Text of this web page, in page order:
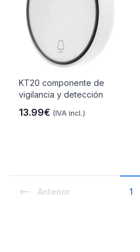
KT20 componente de
vigilancia y detección
13.99€ (IVA incl.)
Anterior 1